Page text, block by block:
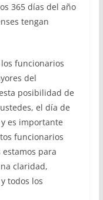
365 días del año
tengan
funcionarios
del
posibilidad de
el día de
es importante
funcionarios
para
claridad,
todos los